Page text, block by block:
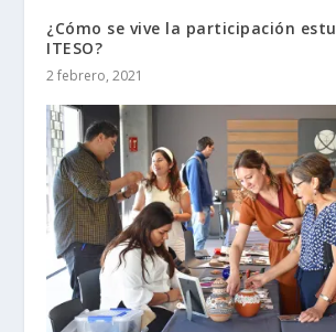
¿Cómo se vive la participación
ITESO?
2 febrero, 2021